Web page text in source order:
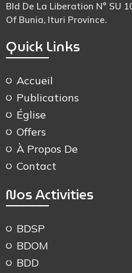
Bld De La Liberation N° SU
Of Bunia, Ituri Province.
Quick Links
Accueil
Publications
Église
Offers
À Propos De
Contact
Nos Activities
BDSP
BDOM
BDD